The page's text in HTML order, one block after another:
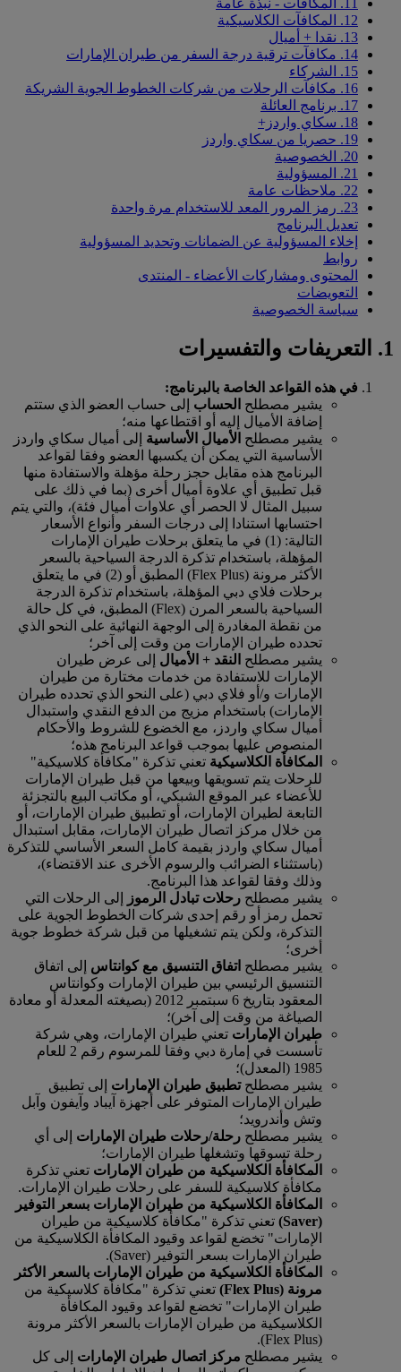
12. المكافآت الكلاسيكية
13. نقدا + أميال
14. مكافآت ترقية درجة السفر من طيران الإمارات
15. الشركاء
16. مكافآت الرحلات من شركات الخطوط الجوية الشريكة
17. برنامج العائلة
18. سكاي واردز+
19. حصريا من سكاي واردز
20. الخصوصية
21. المسؤولية
22. ملاحظات عامة
23. رمز المرور المعد للاستخدام مرة واحدة
تعديل البرنامج
إخلاء المسؤولية عن الضمانات وتحديد المسؤولية
روابط
المحتوى ومشاركات الأعضاء - المنتدى
التعويضات
سياسة الخصوصية
1. التعريفات والتفسيرات
في هذه القواعد الخاصة بالبرنامج:
يشير مصطلح الحساب إلى حساب العضو الذي ستتم
إضافة الأميال إليه أو اقتطاعها منه؛
يشير مصطلح الأميال الأساسية إلى أميال سكاي واردز
الأساسية التي يمكن أن يكسبها العضو وفقا لقواعد
البرنامج هذه مقابل حجز رحلة مؤهلة والاستفادة منها
قبل تطبيق أي علاوة أميال أخرى (بما في ذلك على
سبيل المثال لا الحصر أي علاوات أميال فئة)، والتي يتم
احتسابها استنادا إلى درجات السفر وأنواع الأسعار
التالية: (1) في ما يتعلق برحلات طيران الإمارات
المؤهلة، باستخدام تذكرة الدرجة السياحية بالسعر
الأكثر مرونة (Flex Plus) المطبق أو (2) في ما يتعلق
برحلات فلاي دبي المؤهلة، باستخدام تذكرة الدرجة
السياحية بالسعر المرن (Flex) المطبق، في كل حالة
من نقطة المغادرة إلى الوجهة النهائية على النحو الذي
تحدده طيران الإمارات من وقت إلى آخر؛
يشير مصطلح النقد + الأميال إلى عرض طيران
الإمارات للاستفادة من خدمات مختارة من طيران
الإمارات و/أو فلاي دبي (على النحو الذي تحدده طيران
الإمارات) باستخدام مزيج من الدفع النقدي واستبدال
أميال سكاي واردز، مع الخضوع للشروط والأحكام
المنصوص عليها بموجب قواعد البرنامج هذه؛
المكافأة الكلاسيكية تعني تذكرة "مكافأة كلاسيكية"
للرحلات يتم تسويقها وبيعها من قبل طيران الإمارات
للأعضاء عبر الموقع الشبكي، أو مكاتب البيع بالتجزئة
التابعة لطيران الإمارات، أو تطبيق طيران الإمارات، أو
من خلال مركز اتصال طيران الإمارات، مقابل استبدال
أميال سكاي واردز بقيمة كامل السعر الأساسي للتذكرة
(باستثناء الضرائب والرسوم الأخرى عند الاقتضاء)،
وذلك وفقا لقواعد هذا البرنامج.
يشير مصطلح رحلات تبادل الرموز
إلى الرحلات التي
تحمل رمز أو رقم إحدى شركات الخطوط الجوية على
التذكرة، ولكن يتم تشغيلها من قبل شركة خطوط جوية
أخرى؛
يشير مصطلح اتفاق التنسيق مع كوانتاس إلى اتفاق
التنسيق الرئيسي بين طيران الإمارات وكوانتاس
المعقود بتاريخ 6 سبتمبر 2012 (بصيغته المعدلة أو معادة
الصياغة من وقت إلى آخر)؛
طيران الإمارات تعني طيران الإمارات، وهي شركة
تأسست في إمارة دبي وفقا للمرسوم رقم 2 للعام
1985 (المعدل)؛
يشير مصطلحتطبيق طيران الإمارات إلى تطبيق
طيران الإمارات المتوفر على أجهزة آيباد وآيفون وآبل
وتش وأندرويد؛
يشير مصطلح رحلة/رحلات طيران الإمارات إلى أي
رحلة تسوقها وتشغلها طيران الإمارات؛
المكافأة الكلاسيكية من طيران الإمارات تعني تذكرة
مكافأة كلاسيكية للسفر على رحلات طيران الإمارات.
المكافأة الكلاسيكية من طيران الإمارات بسعر التوفير
(Saver)
تعني تذكرة "مكافأة كلاسيكية من طيران
الإمارات" تخضع لقواعد وقيود المكافأة الكلاسيكية من
طيران الإمارات بسعر التوفير (Saver).
المكافأة الكلاسيكية من طيران الإمارات بالسعر الأكثر
مرونة (Flex Plus)
تعني تذكرة "مكافأة كلاسيكية من
طيران الإمارات" تخضع لقواعد وقيود المكافأة
الكلاسيكية من طيران الإمارات بالسعر الأكثر مرونة
(Flex Plus).
يشير مصطلح مركز اتصال طيران الإمارات إلى كل